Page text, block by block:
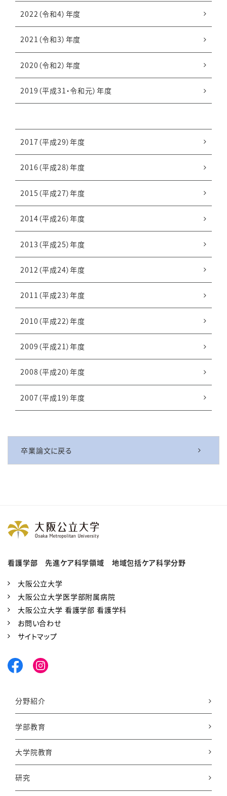
2022（令和4）年度
2021（令和3）年度
2020（令和2）年度
2019（平成31・令和元）年度
2017（平成29）年度
2016（平成28）年度
2015（平成27）年度
2014（平成26）年度
2013（平成25）年度
2012（平成24）年度
2011（平成23）年度
2010（平成22）年度
2009（平成21）年度
2008（平成20）年度
2007（平成19）年度
卒業論文に戻る
看護学部 先進ケア科学領域 地域包括ケア科学分野
大阪公立大学
大阪公立大学医学部附属病院
大阪公立大学 看護学部 看護学科
お問い合わせ
サイトマップ
分野紹介
学部教育
大学院教育
研究